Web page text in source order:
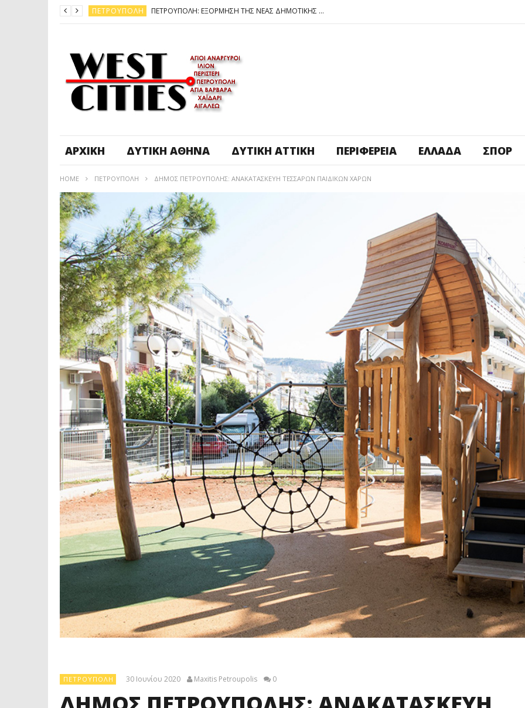
ΠΕΤΡΟΎΠΟΛΗ ΠΕΤΡΟΥΠΟΛΗ: ΕΞΟΡΜΗΣΗ ΤΗΣ ΝΕΑΣ ΔΗΜΟΤΙΚΗΣ ΑΡΧΗΣ ΣΤΑ ΣΧΟΛΕΙΑ
ΠΕΤΡΟΎΠΟΛΗ
ΠΕΤΡΟΎΠΟΛΗ
ΔΥΤΙΚΉ ΑΤΤΙΚΉ ΚΑΙΡΟΣ: ΕΡΧΟΝΤΑΙ ΧΙΟΝΙΑ
ΠΕΤΡΟΎΠΟΛΗ
ΑΡΧΙΚΉ ΔΥΤΙΚΉ ΑΘΉΝΑ ΔΥΤΙΚΉ ΑΤΤΙΚΉ ΠΕΡΙΦΈΡΕΙΑ ΕΛΛΆΔΑ ΣΠΟΡ
HOME ΠΕΤΡΟΎΠΟΛΗ ΔΗΜΟΣ ΠΕΤΡΟΥΠΟΛΗΣ: ΑΝΑΚΑΤΑΣΚΕΥΗ ΤΕΣΣΑΡΩΝ ΠΑΙΔΙΚΩΝ ΧΑΡΩΝ
ΠΕΤΡΟΎΠΟΛΗ 30 Ιουνίου 2020 Maxitis Petroupolis 0